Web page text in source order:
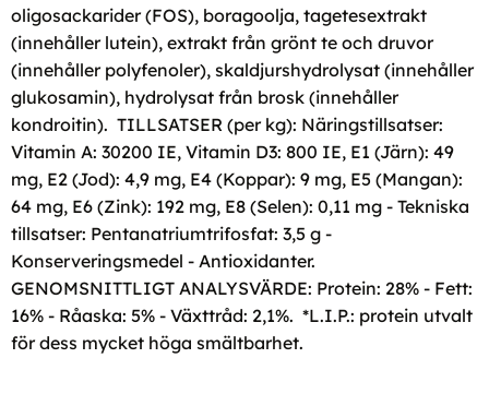
oligosackarider (FOS), boragoolja, tagetesextrakt
(innehåller lutein), extrakt från grönt te och druvor
(innehåller polyfenoler), skaldjurshydrolysat (innehåller
glukosamin), hydrolysat från brosk (innehåller
kondroitin). TILLSATSER (per kg): Näringstillsatser:
Vitamin A: 30200 IE, Vitamin D3: 800 IE, E1 (Järn): 49
mg, E2 (Jod): 4,9 mg, E4 (Koppar): 9 mg, E5 (Mangan):
64 mg, E6 (Zink): 192 mg, E8 (Selen): 0,11 mg - Tekniska
tillsatser: Pentanatriumtrifosfat: 3,5 g -
Konserveringsmedel - Antioxidanter.
GENOMSNITTLIGT ANALYSVÄRDE: Protein: 28% - Fett:
16% - Råaska: 5% - Växttråd: 2,1%. *L.I.P.: protein utvalt
för dess mycket höga smältbarhet.